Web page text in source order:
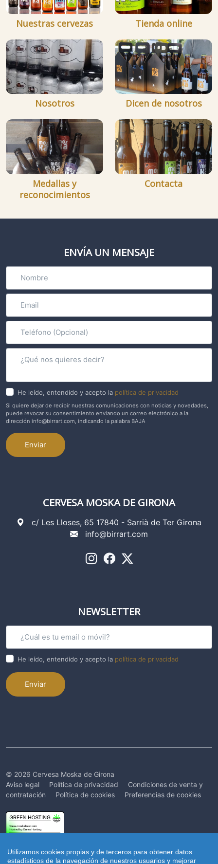
Utilizamos cookies propias y de terceros para obtener datos
estadísticos de la navegación de nuestros usuarios y mejorar
Nuestras cervezas Tienda online
Nosotros Dicen de nosotros
Medallas y
reconocimientos
Contacta
ENVÍA UN MENSAJE
He leído, entendido y acepto la política de privacidad
Si quiere dejar de recibir nuestras comunicaciones con noticias y novedades,
puede revocar su consentimiento enviando un correo electrónico a la
dirección info@birrart.com, indicando la palabra BAJA
Enviar
CERVESA MOSKA DE GIRONA
c/ Les Lloses, 65 17840 - Sarrià de Ter Girona
info@birrart.com
NEWSLETTER
He leído, entendido y acepto la política de privacidad
Enviar
© 2026 Cervesa Moska de Girona
Aviso legal
Política de privacidad
Condiciones de venta y
contratación
Política de cookies Preferencias de cookies